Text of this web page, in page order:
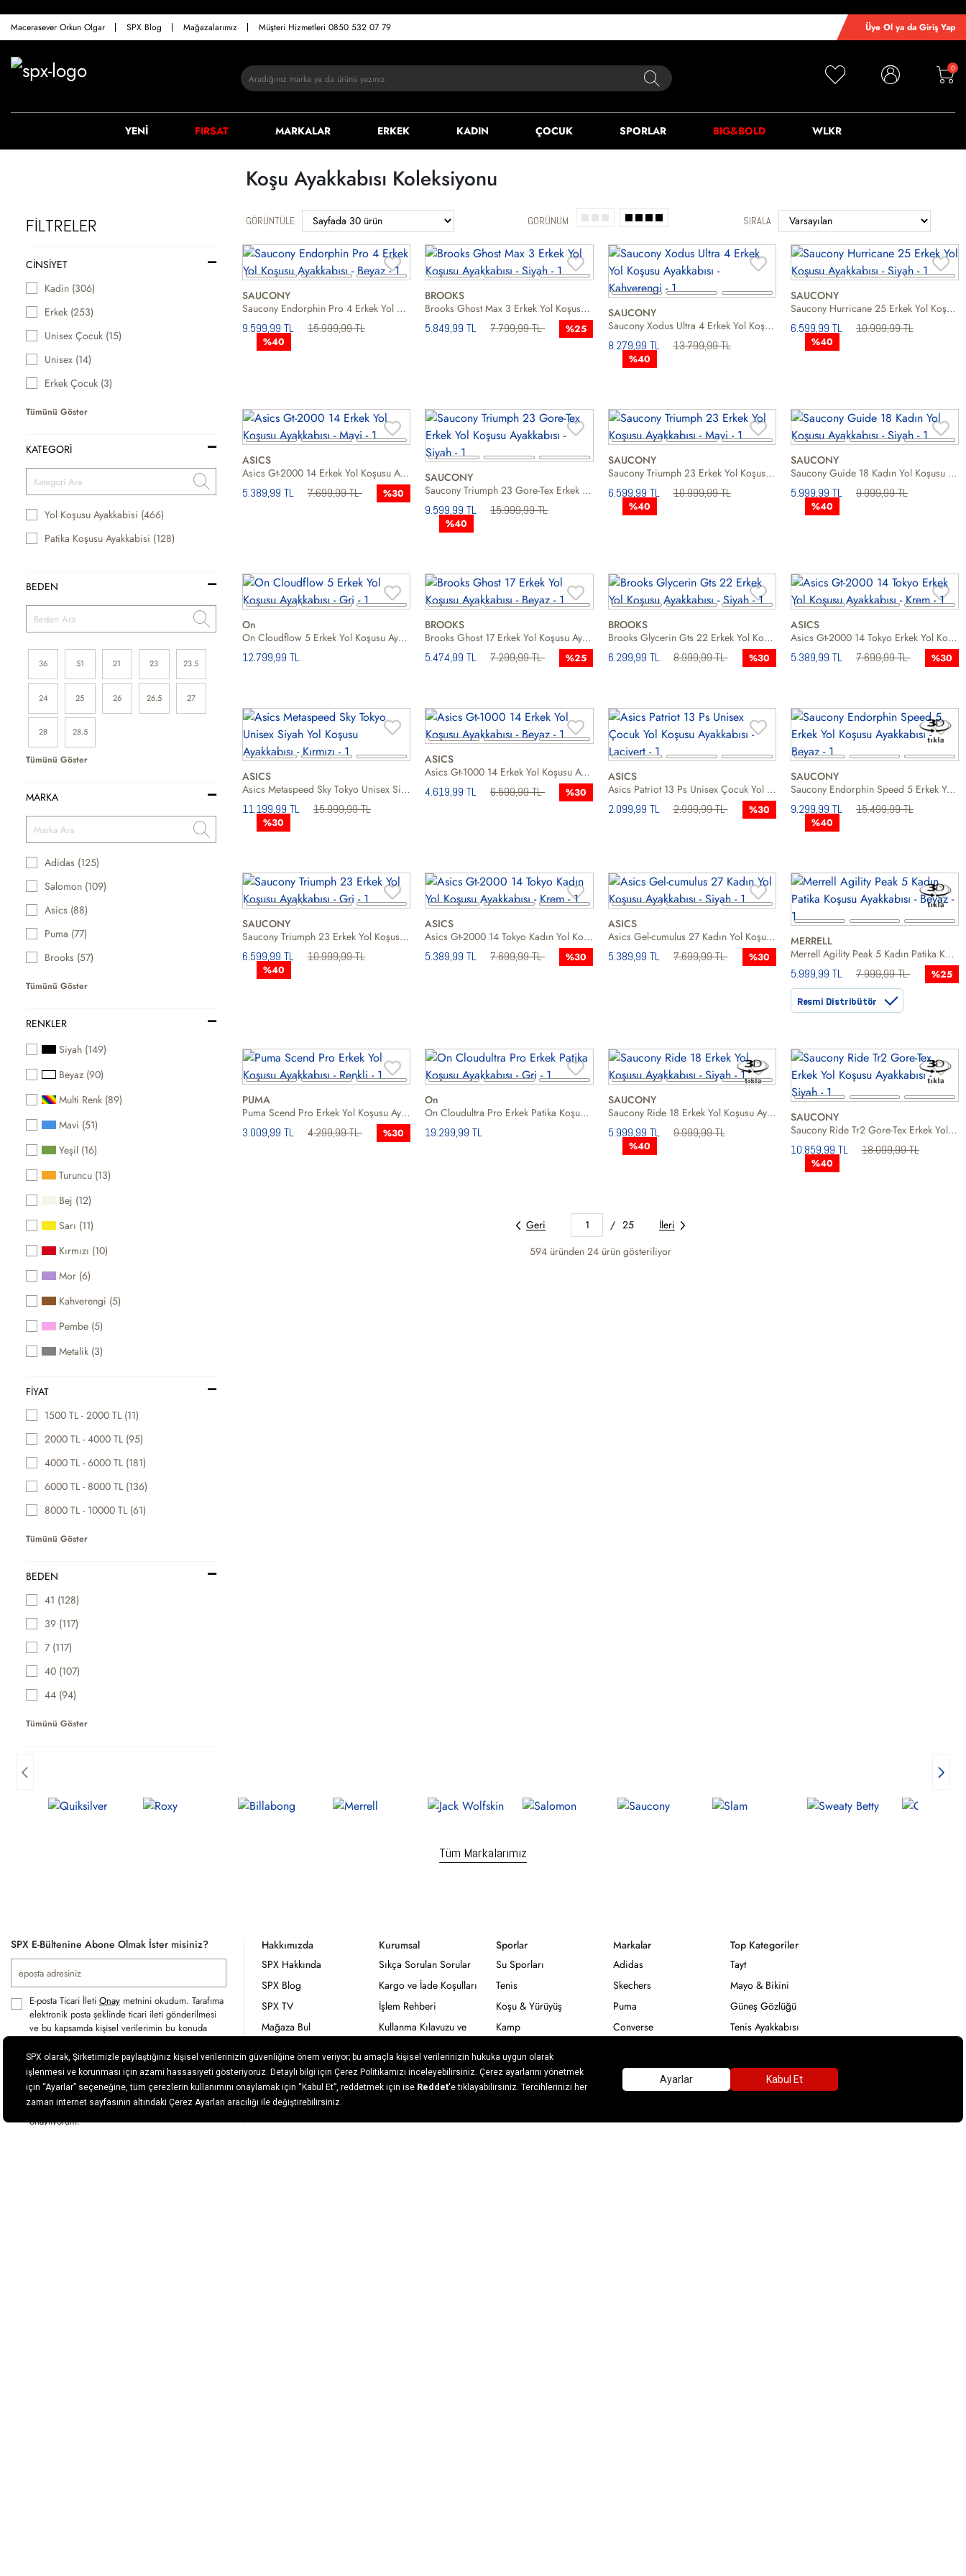
Macerasever Orkun Olgar SPX Blog Mağazalarımız Müşteri Hizmetleri 0850 532 07 79 Üye Ol ya da Giriş Yap
0
YENİ FIRSAT MARKALAR ERKEK KADIN ÇOCUK SPORLAR BIG&BOLD WLKR
FİLTRELER
CINSIYET
Kadin (306)
Erkek (253)
Unisex Çocuk (15)
Unisex (14)
Erkek Çocuk (3)
Tümünü Göster
KATEGORİ
Yol Koşusu Ayakkabisi (466)
Patika Koşusu Ayakkabisi (128)
BEDEN
36 51 21 23 23.5
24 25 26 26.5 27
28 28.5
Tümünü Göster
MARKA
Adidas (125)
Salomon (109)
Asics (88)
Puma (77)
Brooks (57)
Tümünü Göster
RENKLER
Siyah (149)
Beyaz (90)
Multi Renk (89)
Mavi (51)
Yeşil (16)
Turuncu (13)
Bej (12)
Sarı (11)
Kırmızı (10)
Mor (6)
Kahverengi (5)
Pembe (5)
Metalik (3)
FIYAT
1500 TL - 2000 TL (11)
2000 TL - 4000 TL (95)
4000 TL - 6000 TL (181)
6000 TL - 8000 TL (136)
8000 TL - 10000 TL (61)
Tümünü Göster
BEDEN
41 (128)
39 (117)
7 (117)
40 (107)
44 (94)
Tümünü Göster
Koşu Ayakkabısı Koleksiyonu
GÖRÜNTÜLE GÖRÜNÜM SIRALA
SAUCONY
Saucony Endorphin Pro 4 Erkek Yol Koşusu Ayakkabısı
9.599,99 TL 15.999,99 TL
%40
BROOKS
Brooks Ghost Max 3 Erkek Yol Koşusu Ayakkabısı
5.849,99 TL 7.799,99 TL %25
SAUCONY
Saucony Xodus Ultra 4 Erkek Yol Koşusu Ayakkabısı
8.279,99 TL 13.799,99 TL
%40
SAUCONY
Saucony Hurricane 25 Erkek Yol Koşusu Ayakkabısı
6.599,99 TL 10.999,99 TL
%40
ASICS
Asics Gt-2000 14 Erkek Yol Koşusu Ayakkabısı
5.389,99 TL 7.699,99 TL %30
SAUCONY
Saucony Triumph 23 Gore-Tex Erkek Yol Koşusu Ayakkabısı
9.599,99 TL 15.999,99 TL
%40
SAUCONY
Saucony Triumph 23 Erkek Yol Koşusu Ayakkabısı
6.599,99 TL 10.999,99 TL
%40
SAUCONY
Saucony Guide 18 Kadın Yol Koşusu Ayakkabısı
5.999,99 TL 9.999,99 TL
%40
On
On Cloudflow 5 Erkek Yol Koşusu Ayakkabısı
12.799,99 TL
BROOKS
Brooks Ghost 17 Erkek Yol Koşusu Ayakkabısı
5.474,99 TL 7.299,99 TL %25
BROOKS
Brooks Glycerin Gts 22 Erkek Yol Koşusu Ayakkabısı
6.299,99 TL 8.999,99 TL %30
ASICS
Asics Gt-2000 14 Tokyo Erkek Yol Koşusu Ayakkabısı
5.389,99 TL 7.699,99 TL %30
ASICS
Asics Metaspeed Sky Tokyo Unisex Siyah Yol Koşusu Ayakkabısı
11.199,99 TL 15.999,99 TL
%30
ASICS
Asics Gt-1000 14 Erkek Yol Koşusu Ayakkabısı
4.619,99 TL 6.599,99 TL %30
ASICS
Asics Patriot 13 Ps Unisex Çocuk Yol Koşusu Ayakkabısı
2.099,99 TL 2.999,99 TL %30
SAUCONY
Saucony Endorphin Speed 5 Erkek Yol Koşusu Ayakkabısı
9.299,99 TL 15.499,99 TL
%40
SAUCONY
Saucony Triumph 23 Erkek Yol Koşusu Ayakkabısı
6.599,99 TL 10.999,99 TL
%40
ASICS
Asics Gt-2000 14 Tokyo Kadın Yol Koşusu Ayakkabısı
5.389,99 TL 7.699,99 TL %30
ASICS
Asics Gel-cumulus 27 Kadın Yol Koşusu Ayakkabısı
5.389,99 TL 7.699,99 TL %30
MERRELL
Merrell Agility Peak 5 Kadın Patika Koşusu Ayakkabısı
5.999,99 TL 7.999,99 TL %25
Resmi Distribütör
PUMA
Puma Scend Pro Erkek Yol Koşusu Ayakkabısı
3.009,99 TL 4.299,99 TL %30
On
On Cloudultra Pro Erkek Patika Koşusu Ayakkabısı
19.299,99 TL
SAUCONY
Saucony Ride 18 Erkek Yol Koşusu Ayakkabısı
5.999,99 TL 9.999,99 TL
%40
SAUCONY
Saucony Ride Tr2 Gore-Tex Erkek Yol Koşusu Ayakkabısı
10.859,99 TL 18.099,99 TL
%40
Geri 1 / 25
İleri
594 üründen 24 ürün gösteriliyor
Tüm Markalarımız
SPX E-Bültenine Abone Olmak İster misiniz?
E-posta Ticari İleti Onaymetnini okudum. Tarafıma
elektronik posta şeklinde ticari ileti gönderilmesi
ve bu kapsamda kişisel verilerimin bu konuda
veriyorum.
Üyelik sözleşmesini
Kişisel Verilerin
İşlenmesine İlişkin Aydınlatma Metnini Okudum ve
Kabul ediyorum. Üyelik sözleşmesini okudum
onaylıyorum.
Hakkımızda
SPX Hakkında
SPX Blog
SPX TV
Mağaza Bul
Banka Hesap Numaraları
İnsan Kaynakları
Etik Hat
Kurumsal
Sıkça Sorulan Sorular
Kargo ve İade Koşulları
İşlem Rehberi
Kullanma Kılavuzu ve
Kuponlarım
Kişisel Verilerin
Sporlar
Su Sporları
Tenis
Koşu & Yürüyüş
Kamp
Yoga
Outdoor
Markalar
Adidas
Skechers
Puma
Converse
Stanley
Vans
Top Kategoriler
Tayt
Mayo & Bikini
Güneş Gözlüğü
Tenis Ayakkabısı
Kamp Malzemeleri &
Aksesuarları